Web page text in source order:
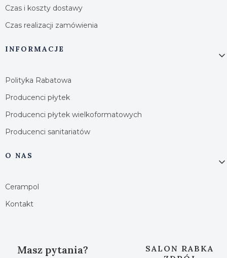
Czas i koszty dostawy
Czas realizacji zamówienia
INFORMACJE
Polityka Rabatowa
Producenci płytek
Producenci płytek wielkoformatowych
Producenci sanitariatów
O NAS
Cerampol
Kontakt
Masz pytania?
SALON RABKA